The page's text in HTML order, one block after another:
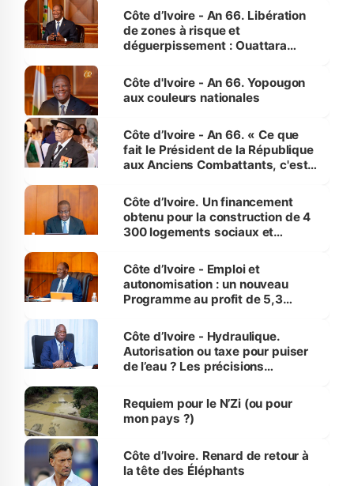
milieu des sinistrés
Côte d’Ivoire - An 66. Libération
de zones à risque et
déguerpissement : Ouattara
l'Etat de droit pour préserver les
vies humaines »
Côte d'Ivoire - An 66. Yopougon
aux couleurs nationales
Côte d’Ivoire - An 66. « Ce que
fait le Président de la République
aux Anciens Combattants, c'est
Côte d’Ivoire. Un financement
obtenu pour la construction de 4
300 logements sociaux et
et Yamoussoukro
Côte d’Ivoire - Emploi et
autonomisation : un nouveau
Programme au profit de 5,3
Côte d’Ivoire - Hydraulique.
Autorisation ou taxe pour puiser
de l’eau ? Les précisions
Requiem pour le N’Zi (ou pour
mon pays ?)
Côte d’Ivoire. Renard de retour à
la tête des Éléphants